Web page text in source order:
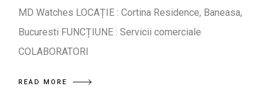
MD Watches LOCAȚIE : Cortina Residence, Baneasa,
Bucuresti FUNCȚIUNE : Servicii comerciale
COLABORATORI
READ MORE